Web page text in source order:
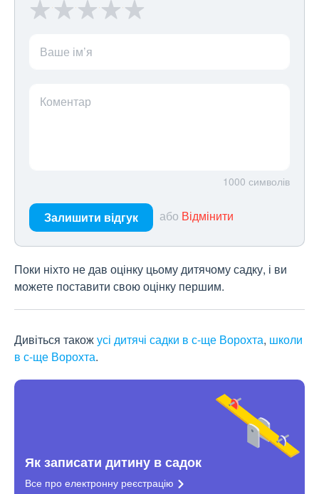
Ваше ім’я
Коментар
1000 символів
Залишити відгук або Відмінити
Поки ніхто не дав оцінку цьому дитячому садку, і ви
можете поставити свою оцінку першим.
Дивіться такожусі дитячі садки в с-ще Ворохта, школи
в с-ще Ворохта.
Як записати дитину в садок
Все про електронну реєстрацію